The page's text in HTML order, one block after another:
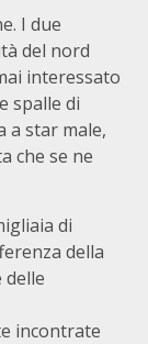
I due
del nord
interessato
spalle di
a star male,
che se ne
di
della
delle
incontrate